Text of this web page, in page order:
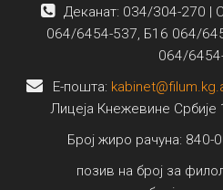
Деканат: 034/304-270 |
064/6454-537, Б16 064/
064/
E-пошта:
Лицеја Кнежевине Србије
Број жиро рачуна:
позив на број за